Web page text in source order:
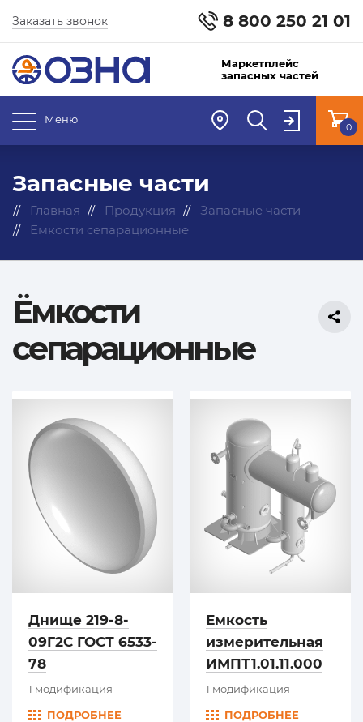
8 800 250 21 01
Заказать звонок
Маркетплейс
запасных частей
Меню
0
Запасные части
Главная Продукция
Запасные части
Ёмкости сепарационные
Ёмкости
сепарационные
Днище 219-8-
09Г2С ГОСТ 6533-
78
1 модификация
ПОДРОБНЕЕ
Емкость
измерительная
ИМПТ1.01.11.000
1 модификация
ПОДРОБНЕЕ